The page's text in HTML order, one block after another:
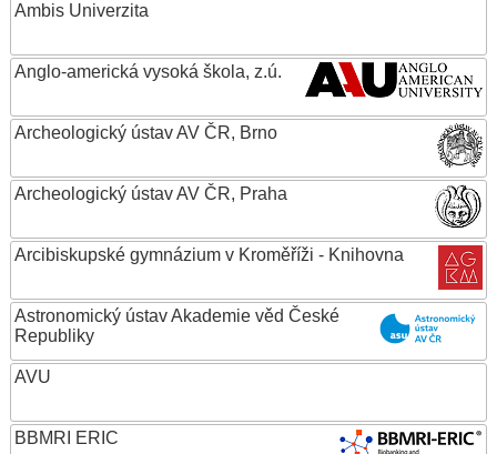
Ambis Univerzita
Anglo-americká vysoká škola, z.ú.
Archeologický ústav AV ČR, Brno
Archeologický ústav AV ČR, Praha
Arcibiskupské gymnázium v Kroměříži - Knihovna
Astronomický ústav Akademie věd České
Republiky
AVU
BBMRI ERIC